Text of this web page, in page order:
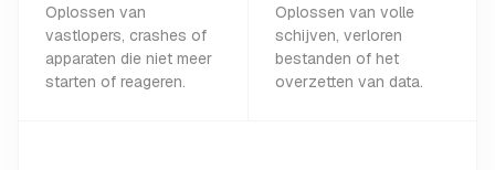
Oplossen van
vastlopers, crashes of
apparaten die niet meer
starten of reageren.
Oplossen van volle
schijven, verloren
bestanden of het
overzetten van data.